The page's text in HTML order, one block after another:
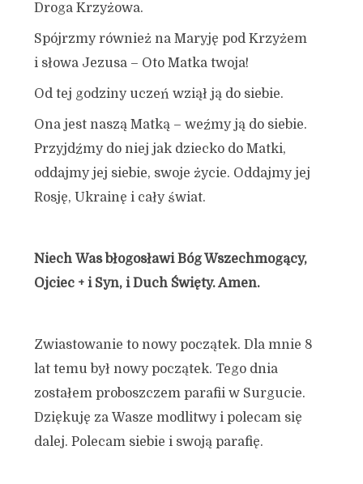
Droga Krzyżowa.
Spójrzmy również na Maryję pod Krzyżem
i słowa Jezusa – Oto Matka twoja!
Od tej godziny uczeń wziął ją do siebie.
Ona jest naszą Matką – weźmy ją do siebie.
Przyjdźmy do niej jak dziecko do Matki,
oddajmy jej siebie, swoje życie. Oddajmy jej
Rosję, Ukrainę i cały świat.
Niech Was błogosławi Bóg Wszechmogący,
Ojciec + i Syn, i Duch Święty. Amen.
Zwiastowanie to nowy początek. Dla mnie 8
lat temu był nowy początek. Tego dnia
zostałem proboszczem parafii w Surgucie.
Dziękuję za Wasze modlitwy i polecam się
dalej. Polecam siebie i swoją parafię.